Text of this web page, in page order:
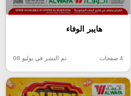
هايبر الوفاء
4 صفحات تم النشر في يوليو 08